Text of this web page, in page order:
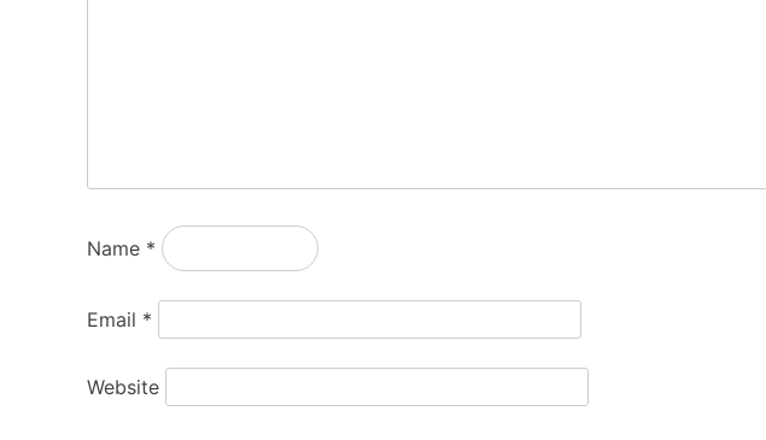
Name *
Email *
Website